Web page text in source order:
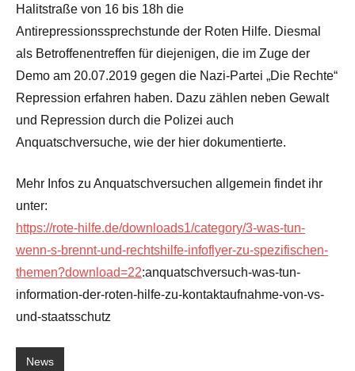
Halitstraße von 16 bis 18h die
Antirepressionssprechstunde der Roten Hilfe. Diesmal
als Betroffenentreffen für diejenigen, die im Zuge der
Demo am 20.07.2019 gegen die Nazi-Partei „Die Rechte“
Repression erfahren haben. Dazu zählen neben Gewalt
und Repression durch die Polizei auch
Anquatschversuche, wie der hier dokumentierte.
Mehr Infos zu Anquatschversuchen allgemein findet ihr
unter:
https://rote-hilfe.de/downloads1/category/3-was-tun-
wenn-s-brennt-und-rechtshilfe-infoflyer-zu-spezifischen-
themen?download=22:anquatschversuch-was-tun-
information-der-roten-hilfe-zu-kontaktaufnahme-von-vs-
und-staatsschutz
News